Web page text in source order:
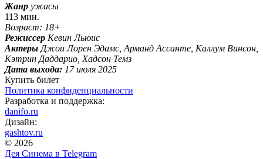
Жанр ужасы
113 мин.
Возраст: 18+
Режиссер Кевин Льюис
Актеры Джои Лорен Эдамс, Арманд Ассанте, Каллум Винсон,
Кэтрин Даддарио, Хадсон Темз
Дата выхода: 17 июля 2025
Купить билет
Политика конфиденциальности
Разработка и поддержка:
danifo.ru
Дизайн:
gashtov.ru
© 2026
Дея Синема в Telegram